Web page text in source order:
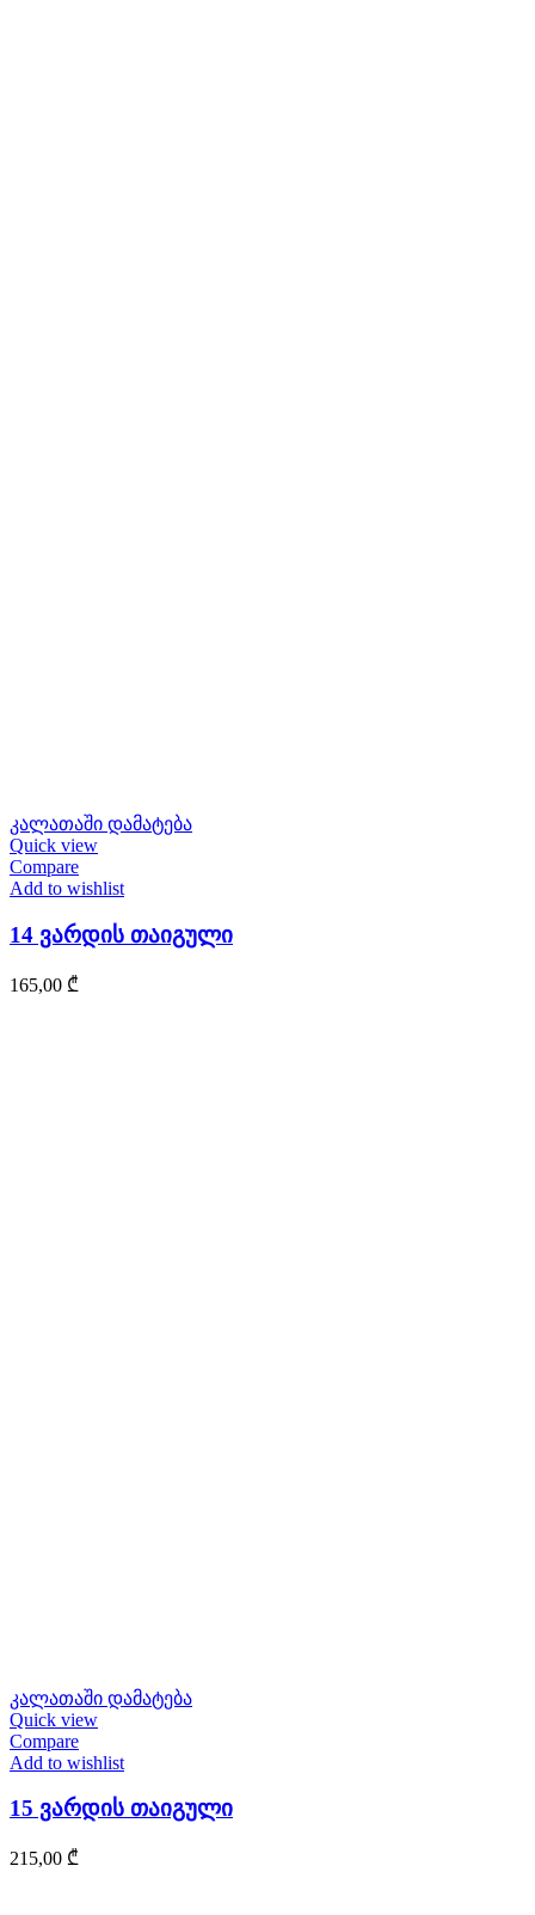
კალათაში დამატება
Quick view
Compare
Add to wishlist
14 ვარდის თაიგული
165,00 ₾
კალათაში დამატება
Quick view
Compare
Add to wishlist
15 ვარდის თაიგული
215,00 ₾